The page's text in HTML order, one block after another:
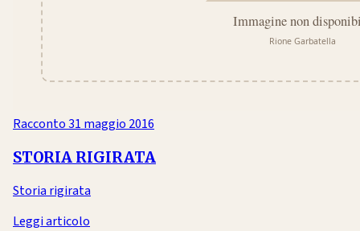
Racconto31 maggio 2016
STORIA RIGIRATA
Storia rigirata
Leggi articolo